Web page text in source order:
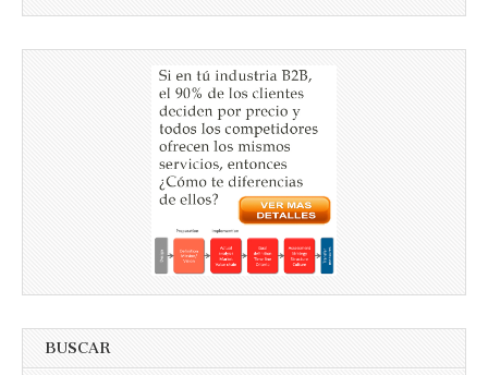
BUSCAR